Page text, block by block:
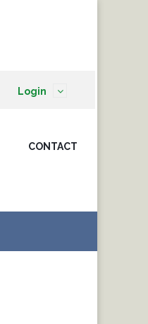
Login
CONTACT